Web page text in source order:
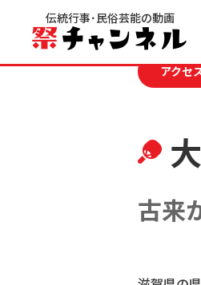
伝統行事･民俗芸能の動画
TOP
アクセ
古来